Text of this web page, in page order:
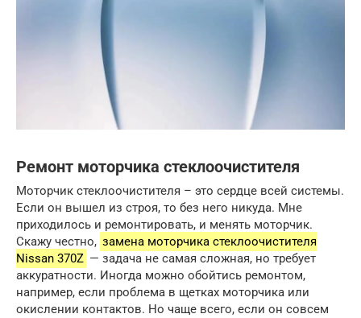
Ремонт моторчика стеклоочистителя
Моторчик стеклоочистителя – это сердце всей системы.
Если он вышел из строя, то без него никуда. Мне
приходилось и ремонтировать, и менять моторчик.
Скажу честно, замена моторчика стеклоочистителя
Nissan 370Z — задача не самая сложная, но требует
аккуратности. Иногда можно обойтись ремонтом,
например, если проблема в щетках моторчика или
окислении контактов. Но чаще всего, если он совсем